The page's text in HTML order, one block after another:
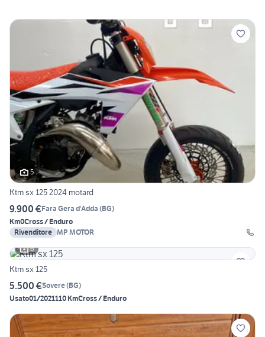
5
Ktm sx 125 2024 motard
9.900 €Fara Gera d'Adda (BG)
Km0Cross / Enduro
Rivenditore MP MOTOR
6
Ktm sx 125
5.500 €Sovere(BG)
Usato01/2021110 KmCross / Enduro